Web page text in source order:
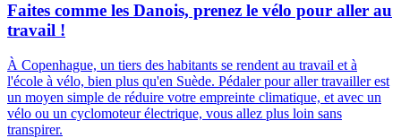
Faites comme les Danois, prenez le vélo pour aller au
travail !
À Copenhague, un tiers des habitants se rendent au travail et à
l'école à vélo, bien plus qu'en Suède. Pédaler pour aller travailler est
un moyen simple de réduire votre empreinte climatique, et avec un
vélo ou un cyclomoteur électrique, vous allez plus loin sans
transpirer.